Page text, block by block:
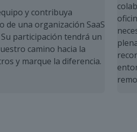
y contribuya
de una organización SaaS
participación tendrá un
camino hacia la
y marque la diferencia.